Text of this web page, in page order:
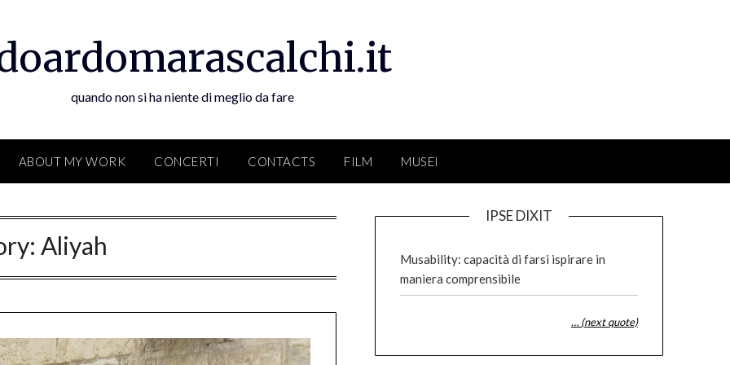
quando non si ha niente di meglio da fare
ABOUT MY WORK CONCERTI CONTACTS FILM MUSEI
Aliyah
IPSE DIXIT
Musability: capacità di farsi ispirare in
maniera comprensibile
… (next quote)